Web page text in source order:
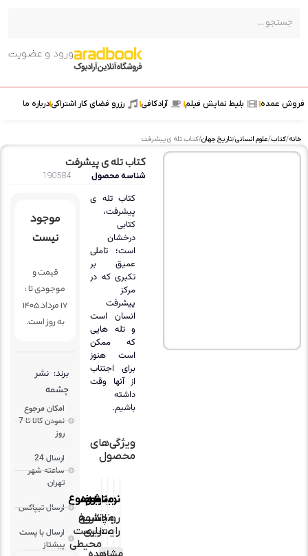
ورود و عضویت
عمده بلیط نمایش فیلم آرادکافی رزرو فضای کار اشتراکیدرباره ما
/کتاب/علوم انسانی/تاریخ جهان/ کتاب تله ی پیشرفت
کتاب تله ی پیشرفت
شناسه محصول 190584
کتاب تله ی
پیشرفت،
کتابی
درخشان
است؛ تاملی
عمیق بر
تکبری که در
مرکز
پیشرفت
انسان است
و تله هایی
که ممکن
است هنوز
برای اجتناب
از آنها وقت
داشته
باشیم.
ویژگی‌های
محصول
نویسنده
رونالد
رایت
مترجم
محسن
صفاری
ناشر
چشمه
موضوع
تاریخ
زیست
محیطی
موجود
نیست
قیمت و
موجودی تا :
17 مرداد 1405
به روز است.
برند: نشر
چشمه
امکان مرجوع
نمودن کالا تا 7
ارسال 24
ساعته شهر
تهران
ارسال تیپاکس
ارسال با پست
پیشتاز